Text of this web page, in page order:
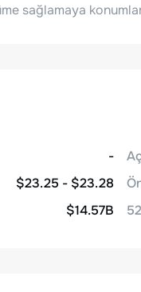
sağlamaya
-
$23.25 - $23.28
$14.57B